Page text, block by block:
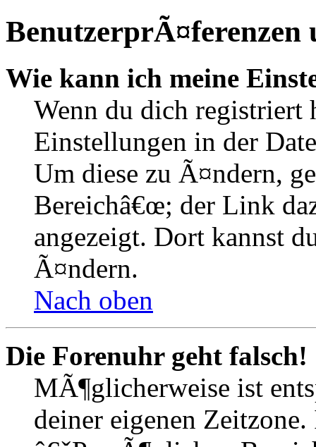
BenutzerprÃ¤ferenzen
Wie kann ich meine
Wenn du dich registriert
Einstellungen in der
Um diese zu Ã¤ndern,
Bereichâ€œ; der Link
angezeigt. Dort kannst
Ã¤ndern.
Nach oben
Die Forenuhr geht falsch!
MÃ¶glicherweise ist
deiner eigenen